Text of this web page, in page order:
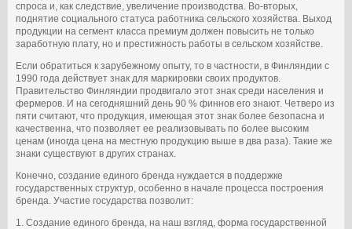
спроса и, как следствие, увеличение производства. Во-вторых,
поднятие социального статуса работника сельского хозяйства. Выход
продукции на сегмент класса премиум должен повысить не только
заработную плату, но и престижность работы в сельском хозяйстве.
Если обратиться к зарубежному опыту, то в частности, в Финляндии с
1990 года действует знак для маркировки своих продуктов.
Правительство Финляндии продвигало этот знак среди населения и
фермеров. И на сегодняшний день 90 % финнов его знают. Четверо из
пяти считают, что продукция, имеющая этот знак более безопасна и
качественна, что позволяет ее реализовывать по более высоким
ценам (иногда цена на местную продукцию выше в два раза). Такие же
знаки существуют в других странах.
Конечно, создание единого бренда нуждается в поддержке
государственных структур, особенно в начале процесса построения
бренда. Участие государства позволит:
1. Создание единого бренда, на наш взгляд, форма государственной